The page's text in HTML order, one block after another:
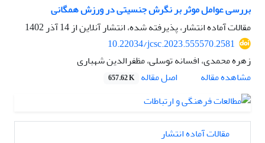
بررسی عوامل موثر بر نگرش جنسیتی در ورزش همگانی
مقالات آماده انتشار، پذیرفته شده، انتشار آنلاین از14 آذر 1402
10.22034/jcsc.2023.555570.2581
زهره محمدی، افسانه توسلی، مظفرالدین شهباری
مشاهده مقاله
اصل مقاله 657.62 K
مقالات آماده انتشار